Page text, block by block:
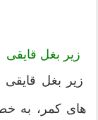
زیر بغل قایقی
زیر بغل
های کمر، به